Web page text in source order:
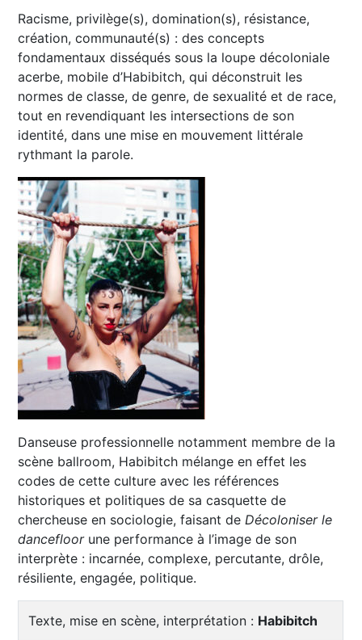
Racisme, privilège(s), domination(s), résistance,
création, communauté(s) : des concepts
fondamentaux disséqués sous la loupe décoloniale
acerbe, mobile d’Habibitch, qui déconstruit les
normes de classe, de genre, de sexualité et de race,
tout en revendiquant les intersections de son
identité, dans une mise en mouvement littérale
rythmant la parole.
Danseuse professionnelle notamment membre de la
scène ballroom, Habibitch mélange en effet les
codes de cette culture avec les références
historiques et politiques de sa casquette de
chercheuse en sociologie, faisant de Décoloniser le
dancefloorune performance à l’image de son
interprète : incarnée, complexe, percutante, drôle,
résiliente, engagée, politique.
Texte, mise en scène, interprétation : Habibitch